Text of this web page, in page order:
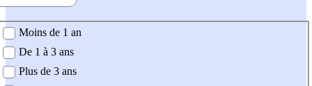
demandée
Moins de 1 an
De 1 à 3 ans
Plus de 3 ans